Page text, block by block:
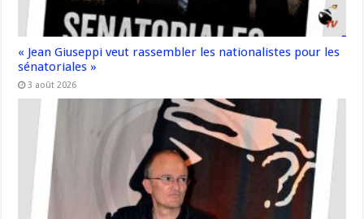
« Jean Giuseppi veut rassembler les nationalistes pour les
sénatoriales »
3 août 2026